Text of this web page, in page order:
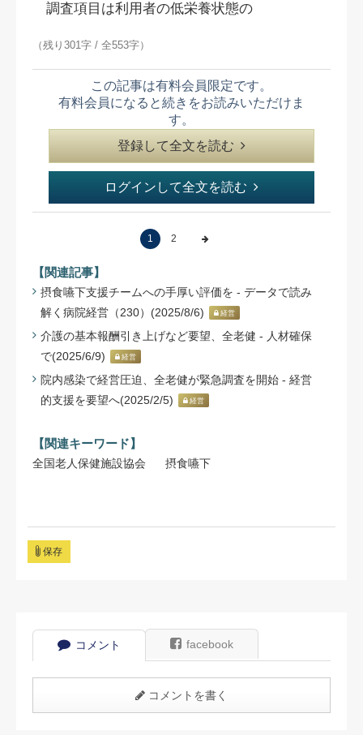
調査項目は利用者の低栄養状態の
（残り301字 / 全553字）
この記事は有料会員限定です。
有料会員になると続きをお読みいただけま
す。
登録して全文を読む
ログインして全文を読む
1 2
【関連記事】
摂食嚥下支援チームへの手厚い評価を - データで読み
解く病院経営（230）(2025/8/6)
経営
介護の基本報酬引き上げなど要望、全老健 - 人材確保
で(2025/6/9)
経営
院内感染で経営圧迫、全老健が緊急調査を開始 - 経営
的支援を要望へ(2025/2/5)
経営
【関連キーワード】
全国老人保健施設協会 摂食嚥下
保存
コメント facebook
コメントを書く